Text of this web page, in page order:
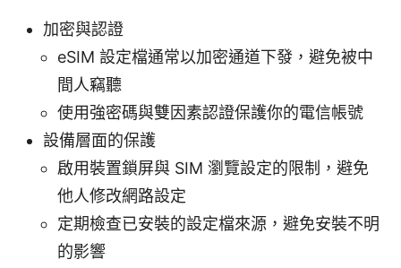
加密與認證
eSIM 設定檔通常以加密通道下發，避免被中
間人竊聽
使用強密碼與雙因素認證保護你的電信帳號
設備層面的保護
啟用裝置鎖屏與 SIM 瀏覽設定的限制，避免
他人修改網路設定
定期檢查已安裝的設定檔來源，避免安裝不明
的影響